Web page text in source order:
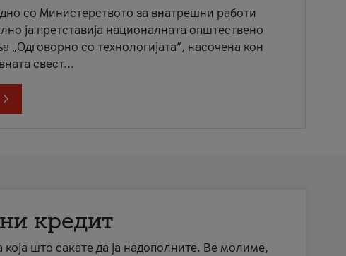
со Министерството за внатрешни работи
ја претставија националната општествено
„Одговорно со технологијата“, насочена кон
свест...
кредит
која што сакате да ја надополните. Ве молиме,